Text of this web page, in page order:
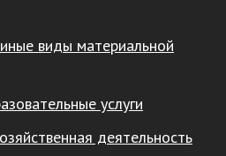
виды материальной
услуги
деятельность